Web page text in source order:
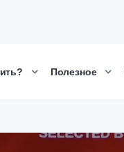
Полезное